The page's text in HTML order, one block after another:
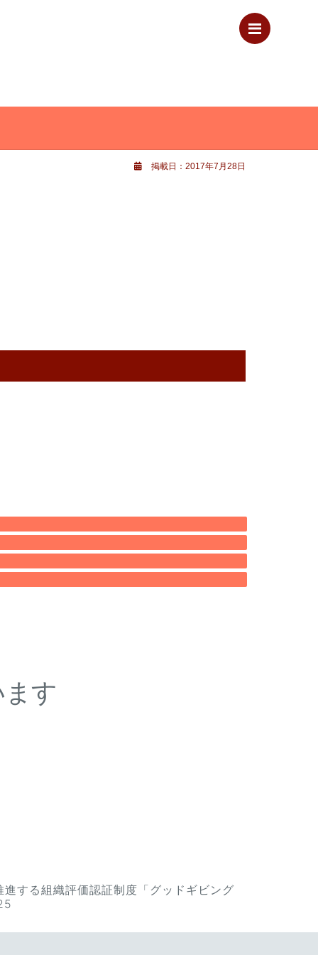
掲載日：2017年7月28日
す
する組織評価認証制度「グッドギビング